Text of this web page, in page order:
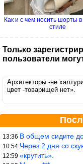
Как и с чем носить шорты
стиле
Только
пользователи
Архитекторы -не
цвет -товарищей нет».
13:36 В общем сидите
10:54 Через 2 дня со
12:59 «крутить».